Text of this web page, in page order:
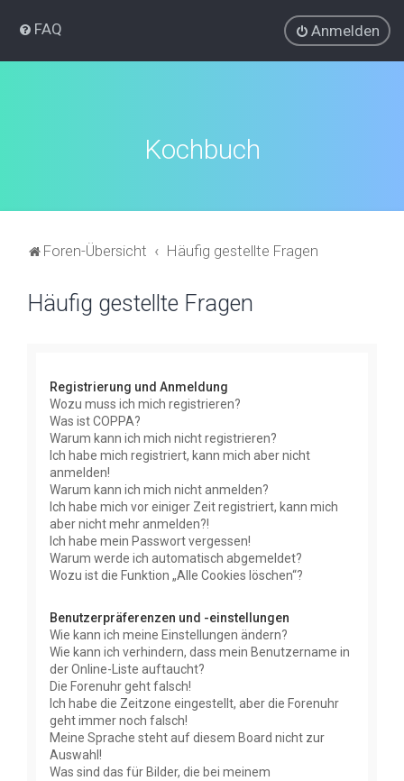
FAQ Anmelden
Kochbuch
Foren-Übersicht Häufig gestellte Fragen
Häufig gestellte Fragen
Registrierung und Anmeldung
Wozu muss ich mich registrieren?
Was ist COPPA?
Warum kann ich mich nicht registrieren?
Ich habe mich registriert, kann mich aber nicht
anmelden!
Warum kann ich mich nicht anmelden?
Ich habe mich vor einiger Zeit registriert, kann mich
aber nicht mehr anmelden?!
Ich habe mein Passwort vergessen!
Warum werde ich automatisch abgemeldet?
Wozu ist die Funktion „Alle Cookies löschen“?
Benutzerpräferenzen und -einstellungen
Wie kann ich meine Einstellungen ändern?
Wie kann ich verhindern, dass mein Benutzername in
der Online-Liste auftaucht?
Die Forenuhr geht falsch!
Ich habe die Zeitzone eingestellt, aber die Forenuhr
geht immer noch falsch!
Meine Sprache steht auf diesem Board nicht zur
Auswahl!
Was sind das für Bilder, die bei meinem